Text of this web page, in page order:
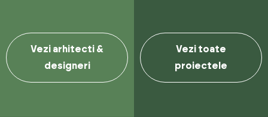
Vezi arhitecti &
designeri
Vezi toate
proiectele